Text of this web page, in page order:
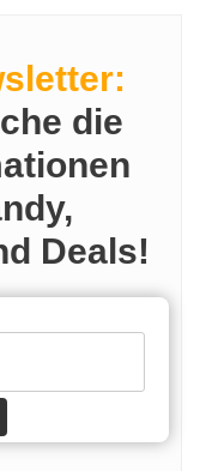
die
Deals!